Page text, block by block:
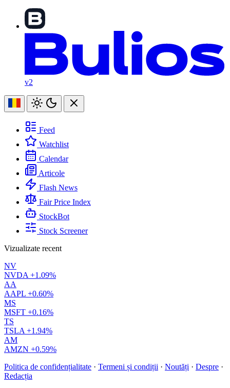
v2
Feed
Watchlist
Calendar
Articole
Flash News
Fair Price Index
StockBot
Stock Screener
Vizualizate recent
NV
NVDA +1.09%
AA
AAPL +0.60%
MS
MSFT +0.16%
TS
TSLA +1.94%
AM
AMZN +0.59%
Politica de confidențialitate · Termeni și condiții · Noutăți · Despre ·
Redacția